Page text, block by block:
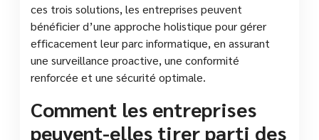
ces trois solutions, les entreprises peuvent
bénéficier d’une approche holistique pour gérer
efficacement leur parc informatique, en assurant
une surveillance proactive, une conformité
renforcée et une sécurité optimale.
Comment les entreprises
peuvent-elles tirer parti des